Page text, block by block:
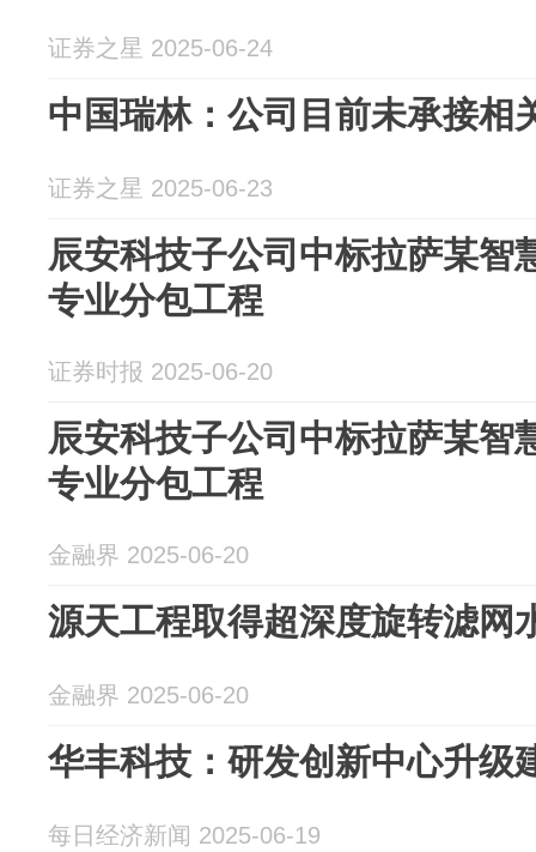
证券之星 2025-06-24
中国瑞林：公司目前未承接相
证券之星 2025-06-23
辰安科技子公司中标拉萨某智
专业分包工程
证券时报 2025-06-20
辰安科技子公司中标拉萨某智
专业分包工程
金融界 2025-06-20
源天工程取得超深度旋转滤网
金融界 2025-06-20
华丰科技：研发创新中心升级
每日经济新闻 2025-06-19